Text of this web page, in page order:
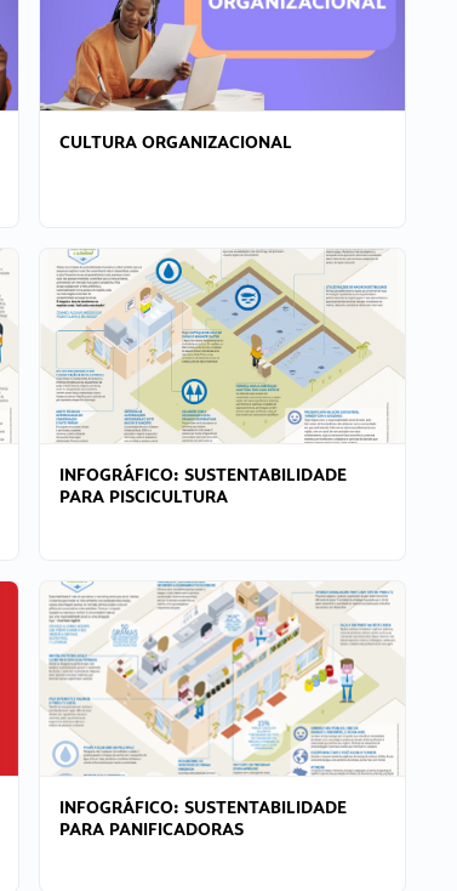
CULTURA ORGANIZACIONAL
INFOGRÁFICO: SUSTENTABILIDADE
PARA PISCICULTURA
INFOGRÁFICO: SUSTENTABILIDADE
PARA PANIFICADORAS